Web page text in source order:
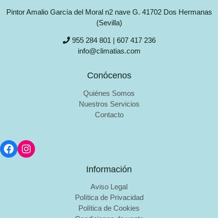
Pintor Amalio García del Moral n2 nave G. 41702 Dos Hermanas
(Sevilla)
955 284 801 | 607 417 236
info@climatias.com
Conócenos
Quiénes Somos
Nuestros Servicios
Contacto
Información
Aviso Legal
Política de Privacidad
Política de Cookies